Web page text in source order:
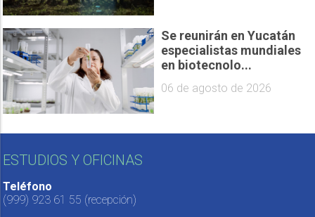
Se reunirán en Yucatán
especialistas mundiales
en biotecnolo...
06 de agosto de 2026
ESTUDIOS Y OFICINAS
Teléfono
(999) 923 61 55 (recepción)